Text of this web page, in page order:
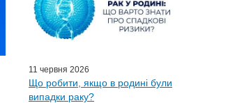
11 червня 2026
Що робити, якщо в родині були
випадки раку?